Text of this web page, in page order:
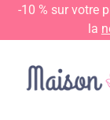
-10 % sur votre
la